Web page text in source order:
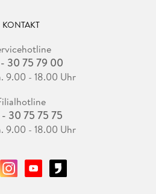
KONTAKT
30 75 79 00
9.00 - 18.00 Uhr
30 75 75 75
9.00 - 18.00 Uhr